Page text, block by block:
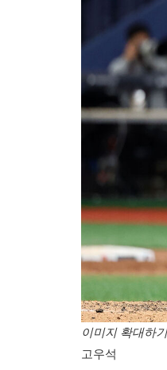
이미지 확대하기
고우석